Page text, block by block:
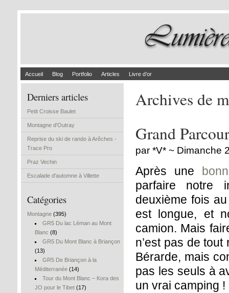
Accueil Blog Portfolio Articles Livre d’or
Derniers articles
Petit Croisse Baulet
Montagne d'Outray
Reprise du ski de rando à Arêches -
Trace Pro
Praz Vechin
Escalade d'automne à Villette
Catégories
Montagne (395)
GR5 Du lac Léman au Mont
Blanc (8)
GR5 Du Mont Blanc à Briançon
(13)
GR5 De Briançon à la
Méditerranée (14)
Tour du Mont Blanc – Kora des
JO pour le Tibet (17)
Archives de
Grand
par *V* ~ Dimanche
Après une
parfaire notre
deuxième fois
est longue, et
camion. Mais
n’est pas de
Bérarde, mais
pas les seuls à
un vrai camping !